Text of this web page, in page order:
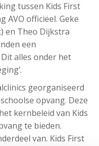
tussen Kids First
AVO officiëel. Geke
en Theo Dijkstra
een
alles onder het
georganiseerd
opvang. Deze
kernbeleid van Kids
te bieden.
van. Kids First